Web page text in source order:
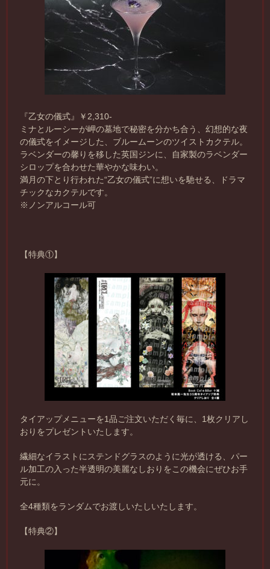
『乙女の儀式』￥2,310-
ミナとルーシーが岬の墓地で秘密を分かち合う、幻想的な夜
の儀式をイメージした、ブルームーンのツイストカクテル。
ラベンダーの馨りを移した英国ジンに、自家製のラベンダー
シロップを合わせた華やかな味わい。
満月の下とり行われた“乙女の儀式”に想いを馳せる、ドラマ
チックなカクテルです。
※ノンアルコール可
【特典①】
タイアップメニューを1品ご注文いただく毎に、1枚クリアし
おりをプレゼントいたします。
繊細なイラストにステンドグラスのように光が透ける、パー
ル加工の入った半透明の美麗なしおりをこの機会にぜひお手
元に。
全4種類をランダムでお渡しいたしいたします。
【特典②】